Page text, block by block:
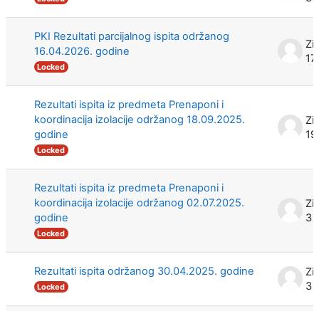
PKI Rezultati parcijalnog ispita održanog
16.04.2026. godine
Locked
Rezultati ispita iz predmeta Prenaponi i
koordinacija izolacije održanog 18.09.2025.
godine
Locked
Rezultati ispita iz predmeta Prenaponi i
koordinacija izolacije održanog 02.07.2025.
godine
Locked
3
Rezultati ispita održanog 30.04.2025. godine
Locked
3